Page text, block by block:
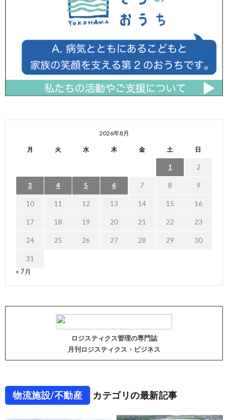
2026年8月
月 火 水 木 金 土 日
1 2
3 4 5 6 7 8 9
10 11 12 13 14 15 16
17 18 19 20 21 22 23
24 25 26 27 28 29 30
31
« 7月
ロジスティクス管理の専門誌
月刊ロジスティクス・ビジネス
物流施設/不動産 カテゴリの最新記事